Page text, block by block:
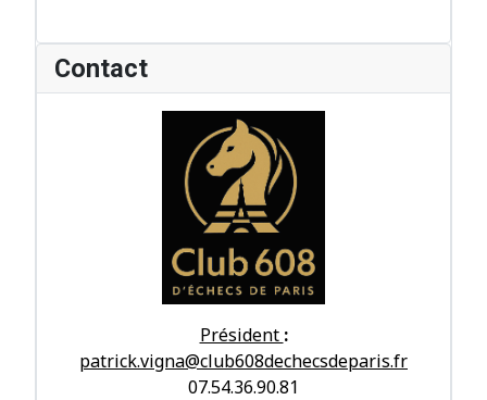
Contact
Président :
patrick.vigna@club608dechecsdeparis.fr
07.54.36.90.81